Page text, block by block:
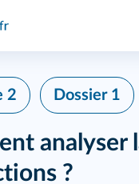
2 Dossier 1
analyser
?